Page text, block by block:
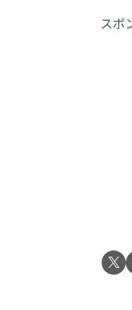
スポ